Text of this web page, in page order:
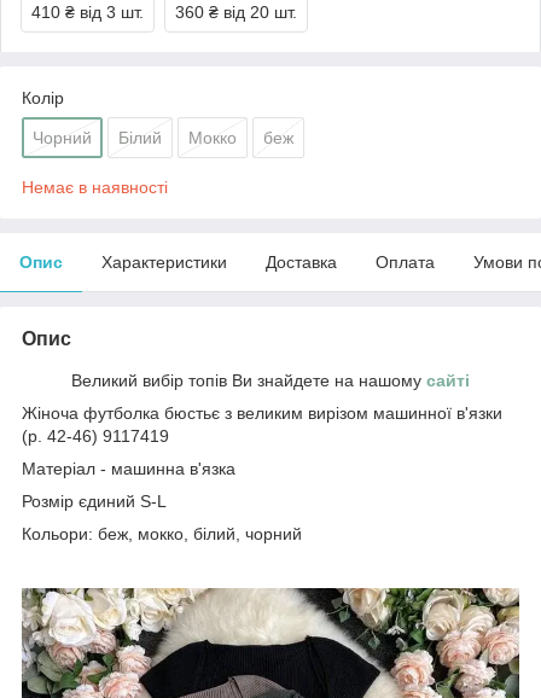
410 ₴ від 3 шт. 360 ₴ від 20 шт.
Колір
Чорний Білий Мокко беж
Немає в наявності
Опис Характеристики Доставка Оплата Умови
Опис
Великий вибір топів Ви знайдете на нашому сайті
Жіноча футболка бюстьє з великим вирізом машинної в'язки
(р. 42-46) 9117419
Матеріал - машинна в'язка
Розмір єдиний S-L
Кольори: беж, мокко, білий, чорний